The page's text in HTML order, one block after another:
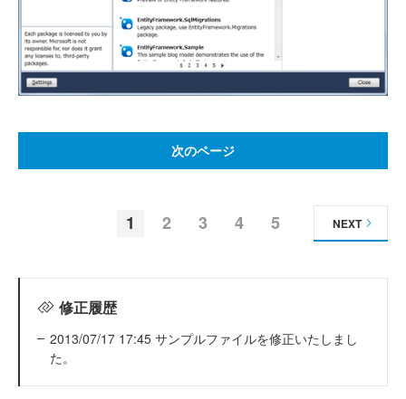
次のページ
1 2 3 4 5 NEXT
修正履歴
2013/07/17 17:45 サンプルファイルを修正いたしまし
た。